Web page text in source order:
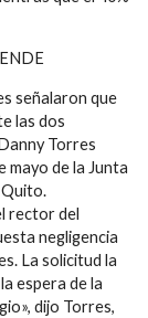
señalaron que
las dos
Torres
mayo de la Junta
rector del
negligencia
La solicitud la
espera de la
dijo Torres,